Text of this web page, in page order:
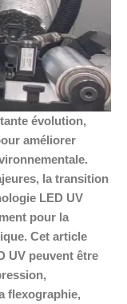
évolution,
améliorer
la transition
LED UV
pour la
Cet article
UV peuvent être
flexographie,